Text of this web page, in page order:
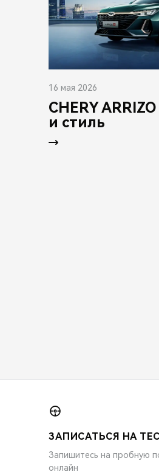
16 мая 2026
CHERY
и стиль
ЗАПИСАТЬСЯ НА
Запишитесь на пробную
онлайн